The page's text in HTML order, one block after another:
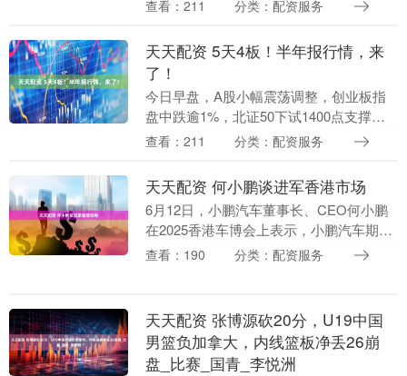
查看：211 分类：配资服务
天天配资 5天4板！半年报行情，来
了！
今日早盘，A股小幅震荡调整，创业板指
盘中跌逾1%，北证50下试1400点支撑，
上证指数、深证成指等微幅飘绿，小盘成
飘红。....
查看：211 分类：配资服务
天天配资 何小鹏谈进军香港市场
6月12日，小鹏汽车董事长、CEO何小鹏
在2025香港车博会上表示，小鹏汽车期望
成为首批把高阶智能辅助驾驶带到香港的
查看：190 分类：配资服务
天天配资 张博源砍20分，U19中国
男篮负加拿大，内线篮板净丢26崩
盘_比赛_国青_李悦洲